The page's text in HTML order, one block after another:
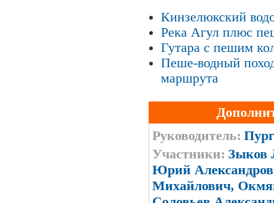
Кинзелюкский
Река Агул плюс
Гутара с пешим
Пеше-водный
маршрута
Руководитель:
Участники: Зыков
Юрий
Михайлович,